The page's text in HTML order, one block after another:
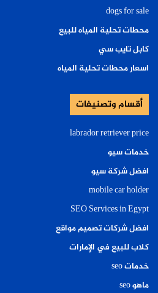
dogs for sale
محطات تحلية المياه للبيع
كابل تايب سي
اسعار محطات تحلية المياه
أقسام وتصنيفات
labrador retriever price
خدمات سيو
افضل شركة سيو
mobile car holder
SEO Services in Egypt
افضل شركات تصميم مواقع
كلاب للبيع في الإمارات
خدمات seo
ماهو seo